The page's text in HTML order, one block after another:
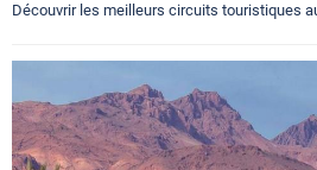
Découvrir les meilleurs circuits touristiques